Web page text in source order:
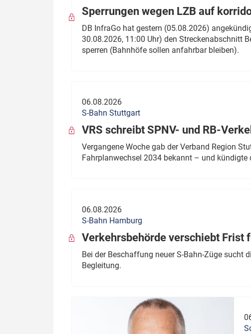
Dossier: Generalsanierung
Dossier: ETCS
Dossier:
Sperrungen wegen LZB auf
DB InfraGo hat gestern (05.08.2026)
30.08.2026, 11:00 Uhr) den Streckenabschnitt
sperren (Bahnhöfe sollen anfahrbar bleiben).
06.08.2026
S-Bahn Stuttgart
VRS schreibt SPNV- und RB-
Vergangene Woche gab der Verband Region
Fahrplanwechsel 2034 bekannt – und
06.08.2026
S-Bahn Hamburg
Verkehrsbehörde verschiebt Frist
Bei der Beschaffung neuer S-Bahn-Züge
Begleitung.